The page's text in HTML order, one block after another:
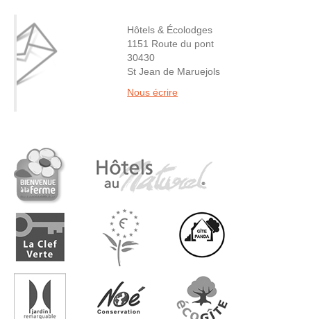
Hôtels & Écolodges
1151 Route du pont
30430
St Jean de Maruejols
Nous écrire